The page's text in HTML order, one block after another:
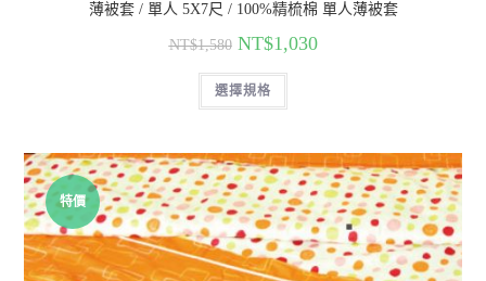
薄被套 / 單人 5X7尺 / 100%精梳棉 單人薄被套
NT$1,580 NT$1,030
選擇規格
特價